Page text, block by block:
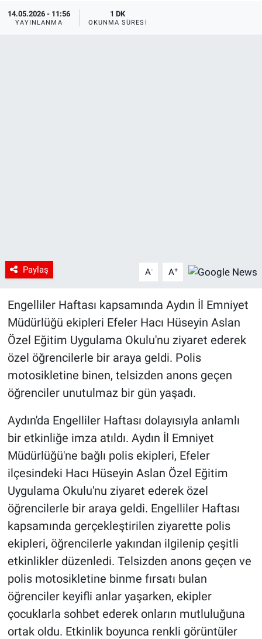
14.05.2026 - 11:56
YAYINLANMA
1 DK
OKUNMA SÜRESI
Paylaş A- A+
Engelliler Haftası kapsamında Aydın İl Emniyet
Müdürlüğü ekipleri Efeler Hacı Hüseyin Aslan
Özel Eğitim Uygulama Okulu'nu ziyaret ederek
özel öğrencilerle bir araya geldi. Polis
motosikletine binen, telsizden anons geçen
öğrenciler unutulmaz bir gün yaşadı.
Aydın'da Engelliler Haftası dolayısıyla anlamlı
bir etkinliğe imza atıldı. Aydın İl Emniyet
Müdürlüğü'ne bağlı polis ekipleri, Efeler
ilçesindeki Hacı Hüseyin Aslan Özel Eğitim
Uygulama Okulu'nu ziyaret ederek özel
öğrencilerle bir araya geldi. Engelliler Haftası
kapsamında gerçekleştirilen ziyarette polis
ekipleri, öğrencilerle yakından ilgilenip çeşitli
etkinlikler düzenledi. Telsizden anons geçen ve
polis motosikletine binme fırsatı bulan
öğrenciler keyifli anlar yaşarken, ekipler
çocuklarla sohbet ederek onların mutluluğuna
ortak oldu. Etkinlik boyunca renkli görüntüler